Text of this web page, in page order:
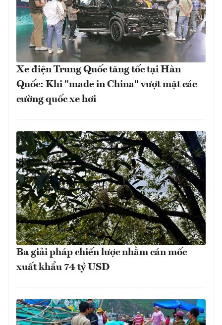
Xe điện Trung Quốc tăng tốc tại Hàn
Quốc: Khi "made in China" vượt mặt các
cường quốc xe hơi
Ba giải pháp chiến lược nhằm cán mốc
xuất khẩu 74 tỷ USD